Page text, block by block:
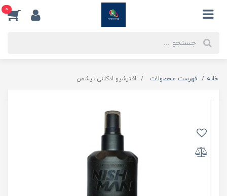
0
خانه فهرست محصولات افترشیو ادکلنی نیشمن